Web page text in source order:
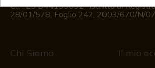
CIF: ES B44193092 · Iscritta al
28/01/578, Foglio 242, 2003/670/N/
Chi Siamo Il mio